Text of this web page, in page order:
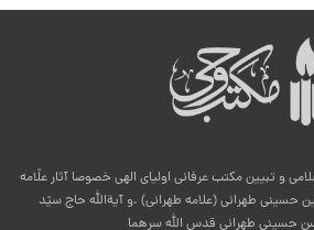
و تبیین مکتب عرفانی اولیای الهی خصوصا آثار علّامه
حسینی طهرانی (علامه طهرانی) .و آیةالله حاج سیّد
حسینی طهرانی قدس الله سرهما